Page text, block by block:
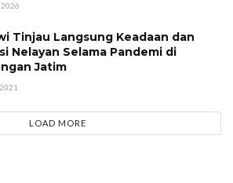
Tinjau Langsung Keadaan dan
Nelayan Selama Pandemi di
Jatim
LOAD MORE